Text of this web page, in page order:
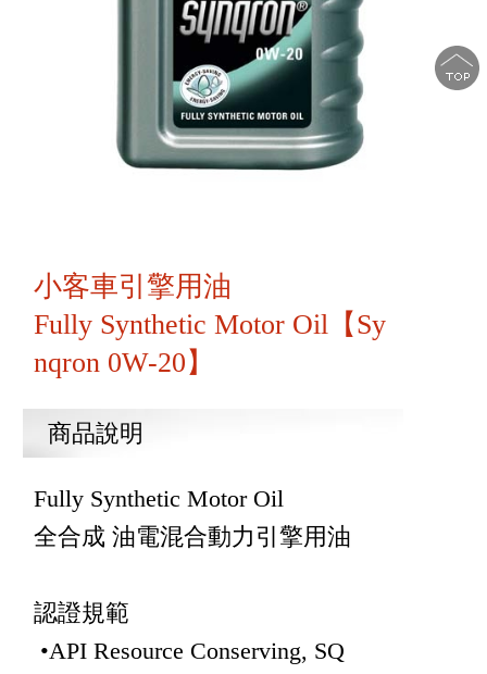
小客車引擎用油
Fully Synthetic Motor Oil【Sy
nqron 0W-20】
商品說明
Fully Synthetic Motor Oil
全合成 油電混合動力引擎用油
認證規範
•API Resource Conserving, SQ